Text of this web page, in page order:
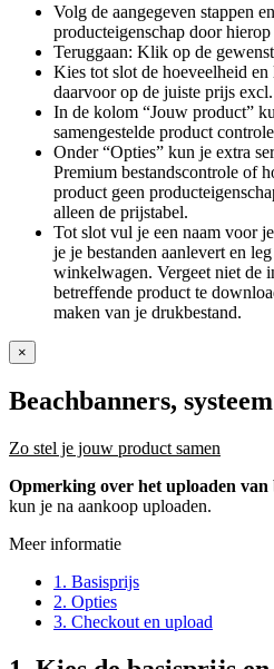
Volg de aangegeven stappen
producteigenschap door
Teruggaan: Klik op de
Kies tot slot de hoeveelheid
daarvoor op de juiste prijs
In de kolom “Jouw product”
samengestelde product
Onder “Opties” kun je extra
Premium bestandscontrole of
product geen
alleen de prijstabel.
Tot slot vul je een naam voor
je je bestanden aanlevert en
winkelwagen. Vergeet niet de
betreffende product te
maken van je drukbestand.
×
Beachbanners, systeem
Zo stel je jouw product samen
Opmerking over het uploaden van
kun je na aankoop uploaden.
Meer informatie
1. Basisprijs
2. Opties
3. Checkout en upload